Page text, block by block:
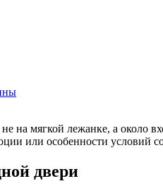
на мягкой лежанке, а около
или особенности условий
двери